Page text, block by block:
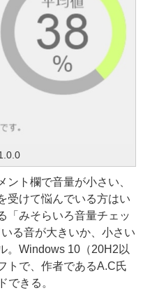
ト欄で音量が小さい、
受けて悩んでいる方はい
「みそらいろ音量チェッ
る音が大きいか、小さい
。Windows 10（20H2以
トで、作者であるA.C氏
できる。